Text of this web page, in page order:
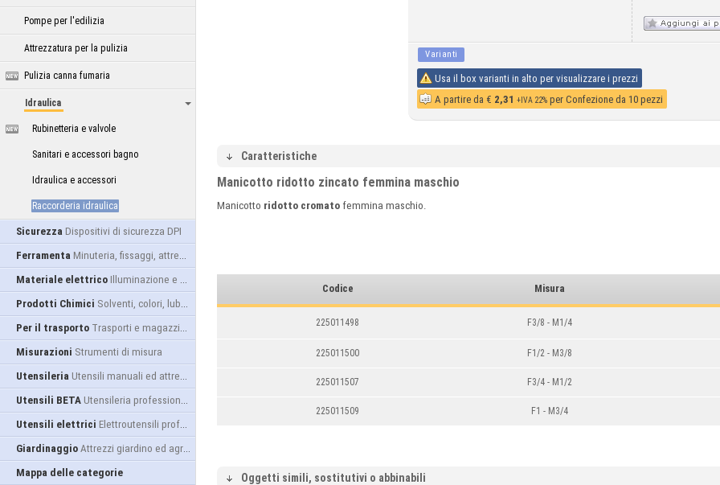
Pompe per l'edilizia
Attrezzatura per la pulizia
Pulizia canna fumaria
Idraulica
Rubinetteria e valvole
Sanitari e accessori bagno
Idraulica e accessori
Raccorderia idraulica
Sicurezza Dispositivi di sicurezza DPI
Ferramenta Minuteria, fissaggi, attrezzatura
Materiale elettrico Illuminazione e alimentazione
Prodotti Chimici Solventi, colori, lubrificanti...
Per il trasporto Trasporti e magazzino
Misurazioni Strumenti di misura
Utensileria Utensili manuali ed attrezzature
Utensili BETA Utensileria professionale
Utensili elettrici Elettroutensili professionali
Giardinaggio Attrezzi giardino ed agricoltura
Mappa delle categorie
Varianti
Usa il box varianti in alto per visualizzare i prezzi
A partire da € 2,31 +IVA 22% per Confezione da 10 pezzi
Caratteristiche
Manicotto ridotto zincato femmina maschio
Manicotto ridotto cromato femmina maschio.
Codice Misura
225011498 F3/8 - M1/4
225011500 F1/2 - M3/8
225011507 F3/4 - M 1/2
225011509 F1 - M3/4
Oggetti simili, sostitutivi o abbinabili